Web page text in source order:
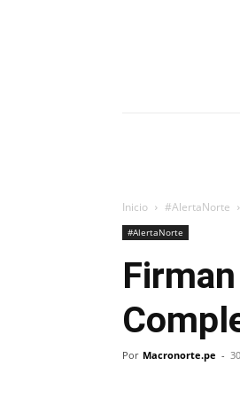
Inicio #AlertaNorte
#AlertaNorte
Por Macronorte.pe -